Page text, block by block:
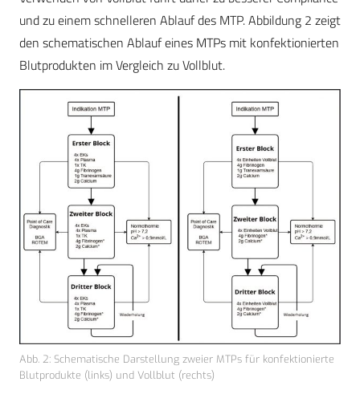
und zu einem schnelleren Ablauf des MTP. Abbildung 2 zeigt
den schematischen Ablauf eines MTPs mit konfektionierten
Blutprodukten im Vergleich zu Vollblut.
Abb. 2: Schematische Darstellung zweier MTPs für konfektionierte
Blutprodukte (links) und Vollblut (rechts)